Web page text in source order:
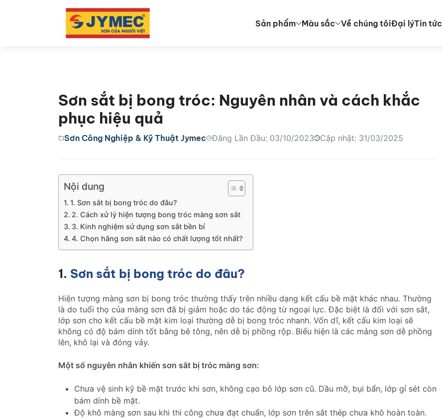
Sản phẩm Màu sắc Về chúng tôiĐại lýTin tức
Sơn sắt bị bong tróc: Nguyên nhân và cách khắc
phục hiệu quả
Sơn Công Nghiệp & Kỹ Thuật Jymec Đăng Lần Đầu: 03/10/2023 Cập nhật: 31/03/2025
Nội dung
1. Sơn sắt bị bong tróc do đâu?
2. Cách xử lý hiện tượng bong tróc màng sơn sắt
3. Kinh nghiệm sử dụng sơn sắt bền bỉ
4. Chọn hãng sơn sắt nào có chất lượng tốt nhất?
1. Sơn sắt bị bong tróc do đâu?
Hiện tượng màng sơn bị bong tróc thường thấy trên nhiều dạng kết cấu bề mặt khác nhau. Thường
là do tuổi thọ của màng sơn đã bị giảm hoặc do tác động từ ngoại lực. Đặc biệt là đối với sơn sắt,
lớp sơn cho kết cấu bề mặt kim loại thường dễ bị bong tróc nhanh. Vốn dĩ, kết cấu kim loại sẽ
không có độ bám dính tốt bằng bê tông, nên dễ bị phồng rộp. Biểu hiện là các mảng sơn dễ phồng
lên, khô lại và đóng vảy.
Một số nguyên nhân khiến sơn sắt bị tróc màng sơn:
Chưa vệ sinh kỹ bề mặt trước khi sơn, không cạo bỏ lớp sơn cũ. Dầu mỡ, bụi bẩn, lớp gỉ sét còn
bám dính bề mặt.
Độ khô màng sơn sau khi thi công chưa đạt chuẩn, lớp sơn trên sắt thép chưa khô hoàn toàn.